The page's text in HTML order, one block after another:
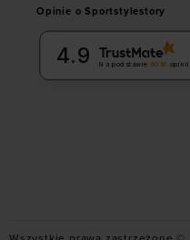
Opinie o Sportstylestory
4.9 Na podstawie 6036 opinii